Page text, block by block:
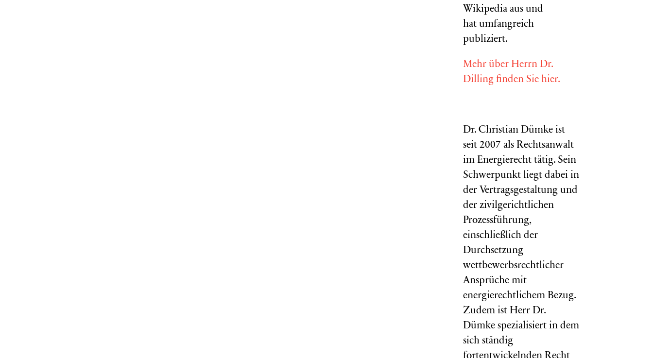
Wikipedia aus und
hat umfangreich
publiziert.
Mehr über Herrn Dr.
Dilling finden Sie hier.
Dr. Christian Dümke ist
seit 2007 als Rechtsanwalt
im Energierecht tätig. Sein
Schwerpunkt liegt dabei in
der Vertragsgestaltung und
der zivilgerichtlichen
Prozessführung,
einschließlich der
Durchsetzung
wettbewerbsrechtlicher
Ansprüche mit
energierechtlichem Bezug.
Zudem ist Herr Dr.
Dümke spezialisiert in dem
sich ständig